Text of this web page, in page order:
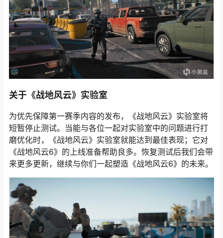
关于《战地风云》实验室
为优先保障第一赛季内容的发布，《战地风云》实验室将
短暂停止测试。当能与各位一起对实验室中的问题进行打
磨优化时，《战地风云》实验室就能达到最佳表现；它对
《战地风云6》的上线准备帮助良多。恢复测试后我们会带
来更多更新，继续与你们一起塑造《战地风云6》的未来。